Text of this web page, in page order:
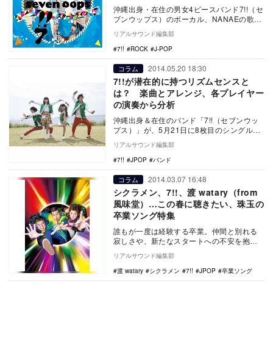
沖縄出身・在住の男女4ピースバンド7!!（セ
ブンウップス）のボーカル、NANAEの歌声
が“天使すぎる歌声”と話題になり、反響を
よ…
リアルサウンド編集部
7!!
ROCK J-POP
コラム 2014.05.20 18:30
7!!が潜在的に持つリズムセンスと
は？ 楽曲とアレンジ、各プレイヤー
の演奏から分析
沖縄出身＆在住のバンド「7!!（セブンウッ
プス）」が、5月21日に8枚目のシングルと
なる『メロディ・メーカー』をリリースす
る。7…
リアルサウンド編集部
7!!
JPOP バンド
コラム 2014.03.07 16:48
シクラメン、7!!、渡 watary（from
風味堂）…この春に聴きたい、珠玉の
卒業ソング特集
誰もが一度は経験する卒業。仲間と別れる
寂しさや、新たなスタートへの不安を抱
く、その卒業という季節に、背中を押して
くれた思い出深い…
リアルサウンド編集部
渡 watary
シクラメン 7!! JPOP 卒業ソング